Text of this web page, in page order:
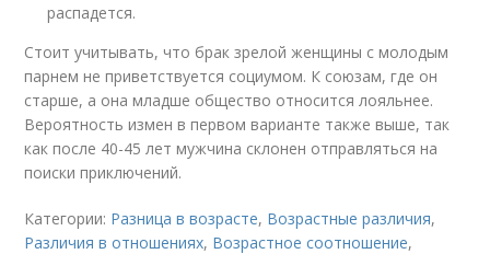
распадется.
Стоит учитывать, что брак зрелой женщины с молодым
парнем не приветствуется социумом. К союзам, где он
старше, а она младше общество относится лояльнее.
Вероятность измен в первом варианте также выше, так
как после 40-45 лет мужчина склонен отправляться на
поиски приключений.
Категории: Разница в возрасте, Возрастные различия,
Различия в отношениях, Возрастное соотношение,